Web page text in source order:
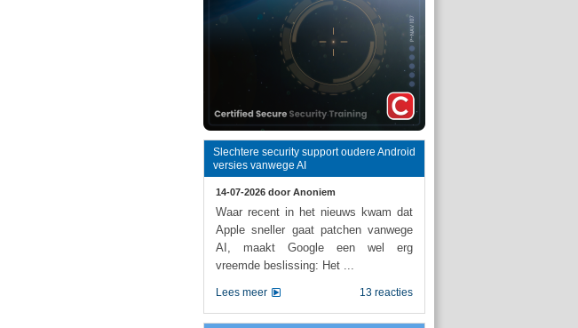
Slechtere security support oudere Android
versies vanwege AI
14-07-2026 door Anoniem
Waar recent in het nieuws kwam dat
Apple sneller gaat patchen vanwege
AI, maakt Google een wel erg
vreemde beslissing: Het ...
13 reacties
Lees meer